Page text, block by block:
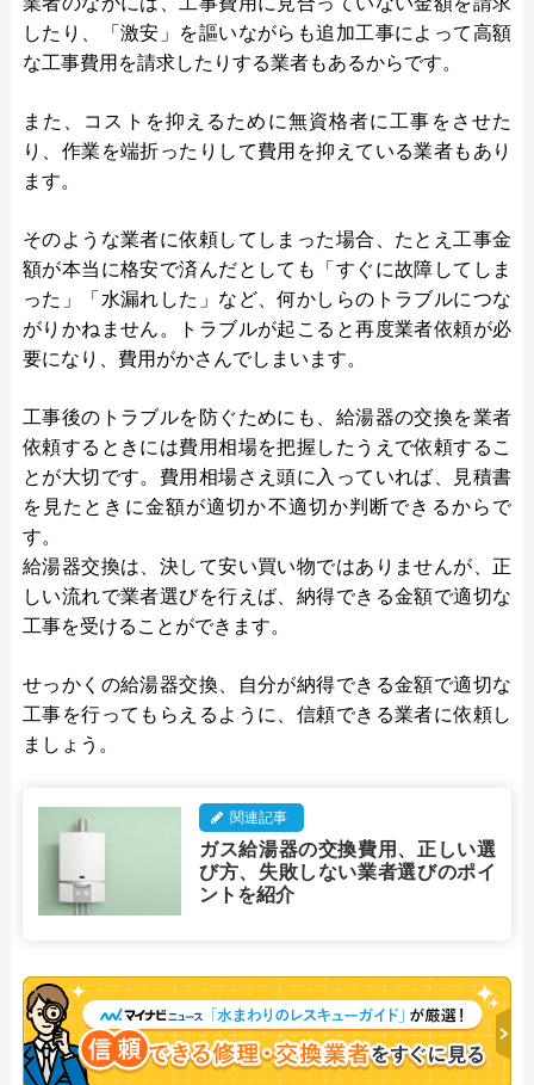
したり、「激安」を謳いながらも追加工事によって高額
な工事費用を請求したりする業者もあるからです。
また、コストを抑えるために無資格者に工事をさせた
り、作業を端折ったりして費用を抑えている業者もあり
ます。
そのような業者に依頼してしまった場合、たとえ工事金
額が本当に格安で済んだとしても「すぐに故障してしま
った」「水漏れした」など、何かしらのトラブルにつな
がりかねません。トラブルが起こると再度業者依頼が必
要になり、費用がかさんでしまいます。
工事後のトラブルを防ぐためにも、給湯器の交換を業者
依頼するときには費用相場を把握したうえで依頼するこ
とが大切です。費用相場さえ頭に入っていれば、見積書
を見たときに金額が適切か不適切か判断できるからで
す。
給湯器交換は、決して安い買い物ではありませんが、正
しい流れで業者選びを行えば、納得できる金額で適切な
工事を受けることができます。
せっかくの給湯器交換、自分が納得できる金額で適切な
工事を行ってもらえるように、信頼できる業者に依頼し
ましょう。
関連記事
ガス給湯器の交換費用、正しい選
び方、失敗しない業者選びのポイ
ントを紹介